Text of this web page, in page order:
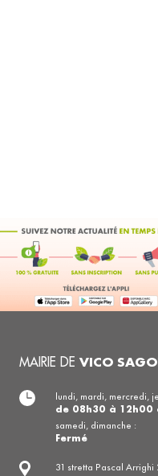
MAIRIE DE VICO
31 stretta Pascal Arrighi
lundi, mardi, mercredi,
de 08h30 à 12h00
samedi, dimanche :
Fermé